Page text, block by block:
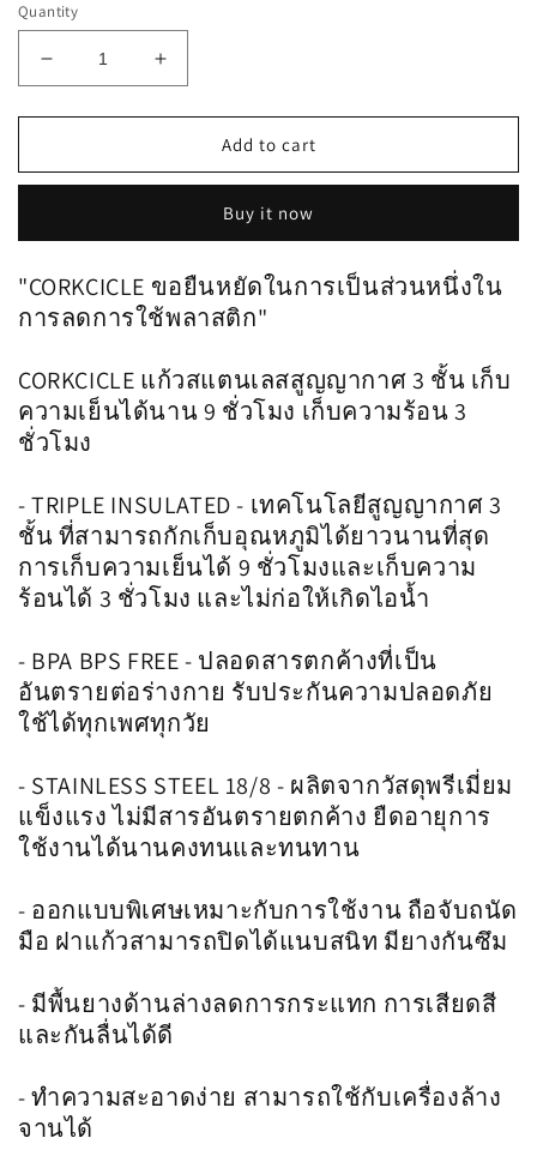
Quantity
Decrease
quantity
for
:
24
Increase
quantity
for
CORKCICLE
:
SEAFOAM
24
OZ
Add to cart
Buy it now
"CORKCICLE ขอยืนหยัดในการเป็นส่วนหนึ่งใน
การลดการใช้พลาสติก"
CORKCICLE แก้วสแตนเลสสูญญากาศ 3 ชั้น เก็บ
ความเย็นได้นาน 9 ชั่วโมง เก็บความร้อน 3
ชั่วโมง
- TRIPLE INSULATED - เทคโนโลยีสูญญากาศ 3
ชั้น ที่สามารถกักเก็บอุณหภูมิได้ยาวนานที่สุด
การเก็บความเย็นได้ 9 ชั่วโมงและเก็บความ
ร้อนได้ 3 ชั่วโมง และไม่ก่อให้เกิดไอน้ำ
- BPA BPS FREE - ปลอดสารตกค้างที่เป็น
อันตรายต่อร่างกาย รับประกันความปลอดภัย
ใช้ได้ทุกเพศทุกวัย
- STAINLESS STEEL 18/8 - ผลิตจากวัสดุพรีเมี่ยม
แข็งแรง ไม่มีสารอันตรายตกค้าง ยืดอายุการ
ใช้งานได้นานคงทนและทนทาน
- ออกแบบพิเศษเหมาะกับการใช้งาน ถือจับถนัด
มือ ฝาแก้วสามารถปิดได้แนบสนิท มียางกันซึม
- มีพื้นยางด้านล่างลดการกระแทก การเสียดสี
และกันลื่นได้ดี
- ทำความสะอาดง่าย สามารถใช้กับเครื่องล้าง
จานได้